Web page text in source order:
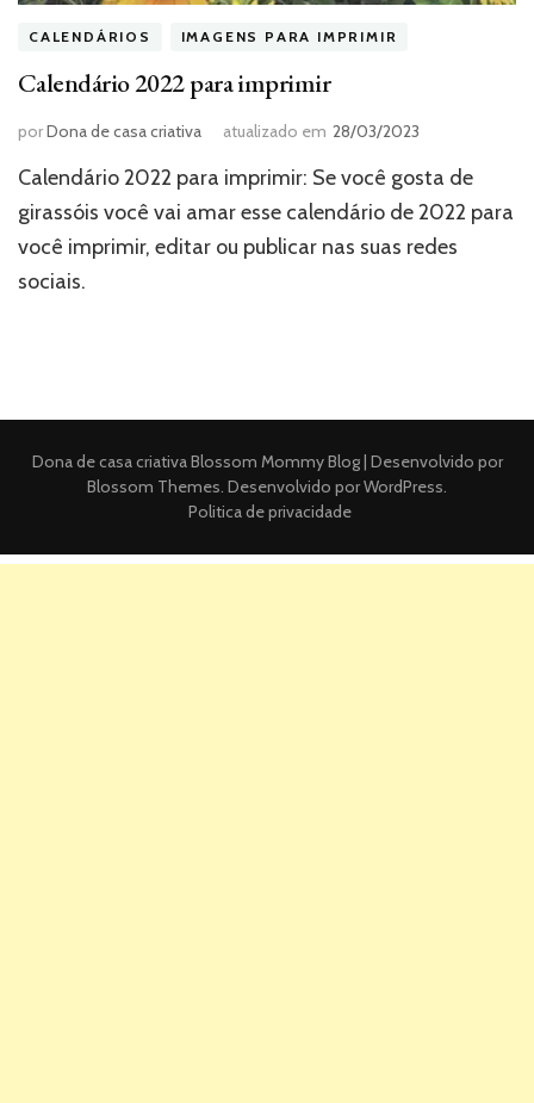
CALENDÁRIOS IMAGENS PARA IMPRIMIR
Calendário 2022 para imprimir
porDona de casa criativa atualizado em 28/03/2023
Calendário 2022 para imprimir: Se você gosta de
girassóis você vai amar esse calendário de 2022 para
você imprimir, editar ou publicar nas suas redes
sociais.
Dona de casa criativaBlossom Mommy Blog | Desenvolvido por
Blossom Themes . Desenvolvido porWordPress
Politica de privacidade